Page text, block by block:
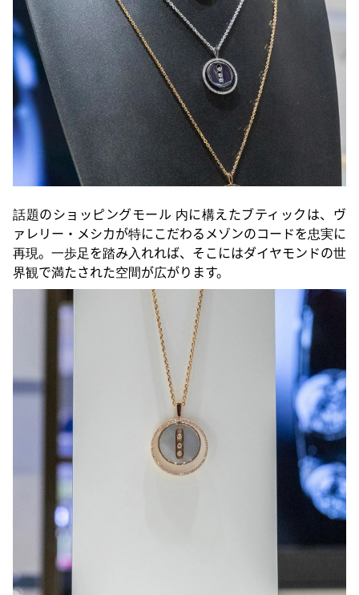
話題のショッピングモール 内に構えたブティックは、ヴ
ァレリー・メシカが特にこだわるメゾンのコードを忠実に
再現。一歩足を踏み入れれば、そこにはダイヤモンドの世
界観で満たされた空間が広がります。